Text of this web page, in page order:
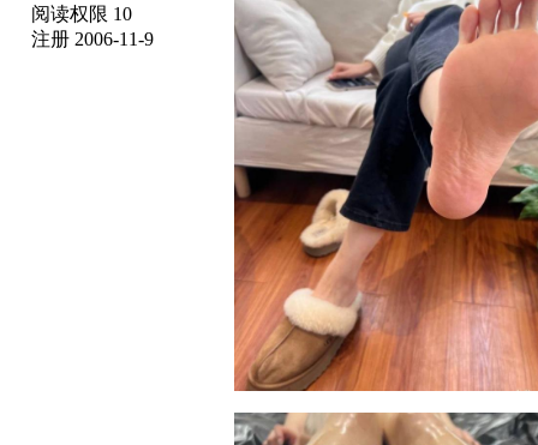
阅读权限 10
注册 2006-11-9